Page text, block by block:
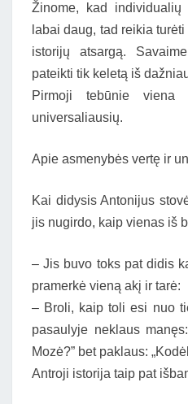
Žinome, kad
labai daug, tad reikia
istorijų atsargą.
pateikti tik keletą iš
Pirmoji tebūnie
universaliausių.
Apie asmenybės vertę ir
Kai didysis Antonijus
jis nugirdo, kaip vienas iš
– Jis buvo toks pat didis
pramerkė vieną akį ir tarė:
– Broli, kaip toli esi nuo
pasaulyje neklaus
Mozė?” bet paklaus:
Antroji istorija taip pat